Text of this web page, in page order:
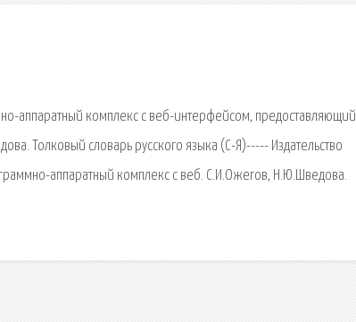
аппаратный комплекс с веб-интерфейсом, предоставляющий
Толковый словарь русского языка (С-Я)----- Издательство
аппаратный комплекс с веб. С.И.Ожегов, Н.Ю.Шведова.